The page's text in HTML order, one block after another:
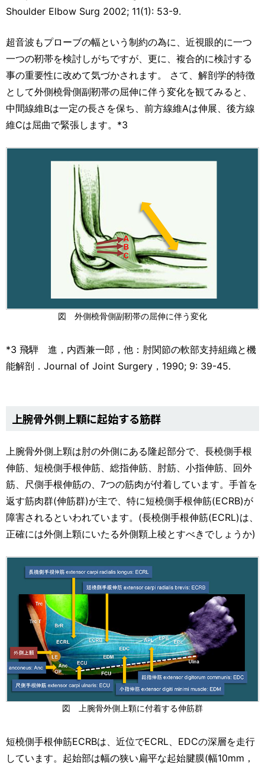
Shoulder Elbow Surg 2002; 11(1): 53-9.
超音波もプローブの幅という制約の為に、近視眼的に一つ
一つの靭帯を検討しがちですが、更に、複合的に検討する
事の重要性に改めて気づかされます。 さて、解剖学的特徴
として外側橈骨側副靭帯の屈伸に伴う変化を観てみると、
中間線維Bは一定の長さを保ち、前方線維Aは伸展、後方線
維Cは屈曲で緊張します。*3
図 外側橈骨側副靭帯の屈伸に伴う変化
*3 飛騨 進，内西兼一郎，他：肘関節の軟部支持組織と機
能解剖．Journal of Joint Surgery，1990; 9: 39-45.
上腕骨外側上顆に起始する筋群
上腕骨外側上顆は肘の外側にある隆起部分で、長橈側手根
伸筋、短橈側手根伸筋、総指伸筋、肘筋、小指伸筋、回外
筋、尺側手根伸筋の、7つの筋肉が付着しています。手首を
返す筋肉群(伸筋群)が主で、特に短橈側手根伸筋(ECRB)が
障害されるといわれています。(長橈側手根伸筋(ECRL)は、
正確には外側上顆にいたる外側顆上稜とすべきでしょうか)
図 上腕骨外側上顆に付着する伸筋群
短橈側手根伸筋ECRBは、近位でECRL、EDCの深層を走行
しています。起始部は幅の狭い扁平な起始腱膜(幅10mm，